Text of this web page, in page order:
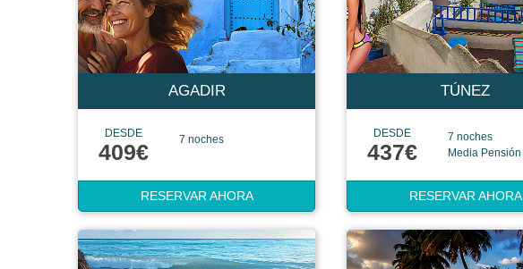
AGADIR
DESDE
409€ 7 noches
RESERVAR AHORA
TÚNEZ
DESDE
437€
7 noches
Media Pensión
RESERVAR AHORA